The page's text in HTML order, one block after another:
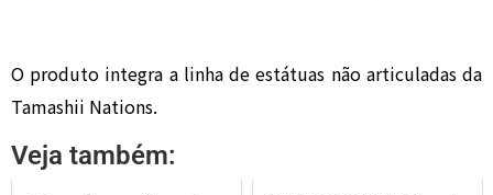
O produto integra a linha de estátuas não articuladas da
Tamashii Nations.
Veja também: